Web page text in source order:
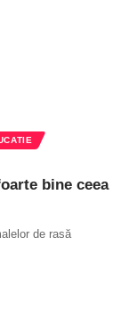
bine ceea
de rasă